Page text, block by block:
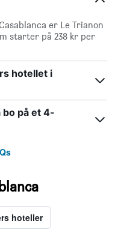
er Le Trianon
starter på 238 kr per
hotellet i
bo på et 4-
hoteller